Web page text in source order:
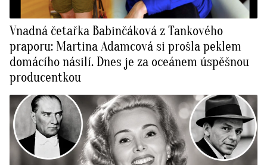
Vnadná četařka Babinčáková z Tankového
praporu: Martina Adamcová si prošla peklem
domácího násilí. Dnes je za oceánem úspěšnou
producentkou